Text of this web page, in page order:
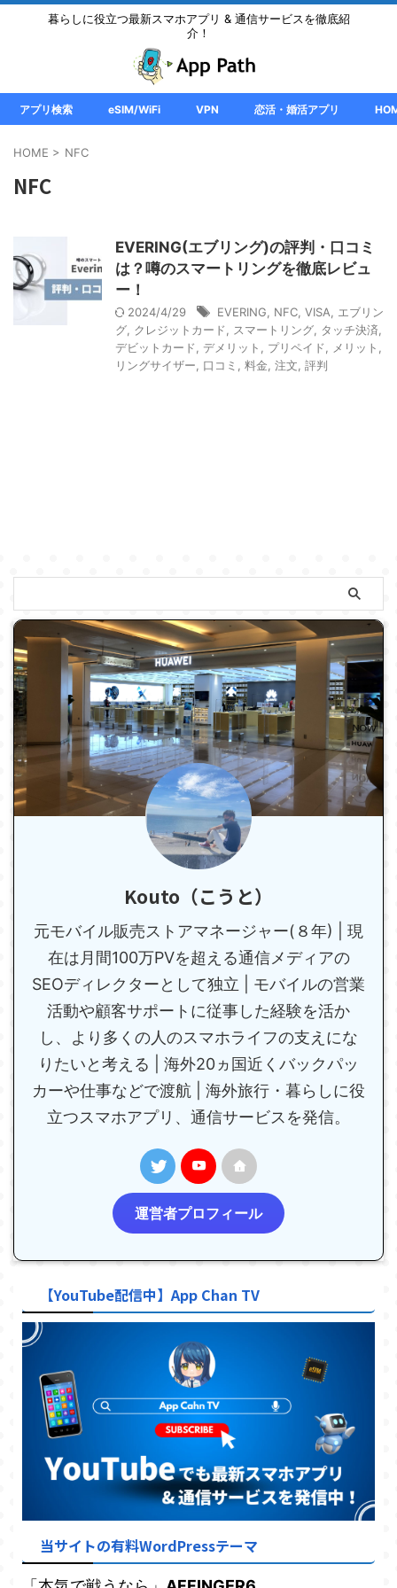
暮らしに役立つ最新スマホアプリ & 通信サービスを徹底紹
介！
アプリ検索 eSIM/WiFi VPN 恋活・婚活アプリ
HOME > NFC
NFC
EVERING(エブリング)の評判・口コミ
は？噂のスマートリングを徹底レビュ
ー！
2024/4/29 EVERING NFC VISA
エブリン
グ クレジットカード スマートリング タッチ決済
デビットカード
デメリット プリペイド メリット
リングサイザー
口コミ 料金 注文 評判
Kouto（こうと）
元モバイル販売ストアマネージャー(８年) | 現
在は月間100万PVを超える通信メディアの
SEOディレクターとして独立 | モバイルの営業
活動や顧客サポートに従事した経験を活か
し、より多くの人のスマホライフの支えにな
りたいと考える | 海外20ヵ国近くバックパッ
カーや仕事などで渡航 | 海外旅行・暮らしに役
立つスマホアプリ、通信サービスを発信。
運営者プロフィール
【YouTube配信中】App Chan TV
当サイトの有料WordPressテーマ